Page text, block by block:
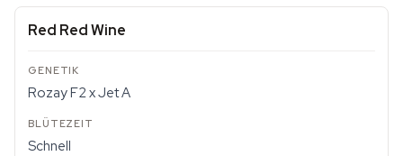
Red Red Wine
Rozay F2 x Jet A
Schnell